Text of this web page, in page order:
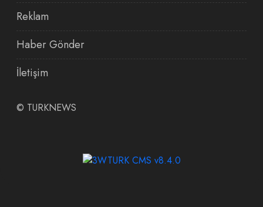
Reklam
Haber Gönder
İletişim
© TURKNEWS